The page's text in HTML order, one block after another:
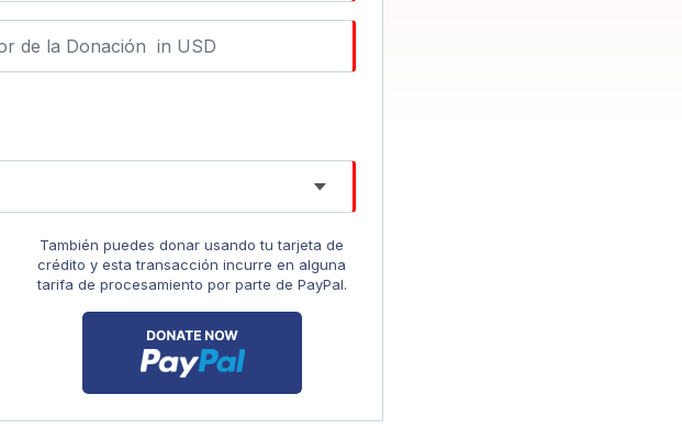
También puedes donar usando tu tarjeta de
crédito y esta transacción incurre en alguna
tarifa de procesamiento por parte de PayPal.